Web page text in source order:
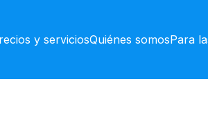
y serviciosQuiénes somosPara